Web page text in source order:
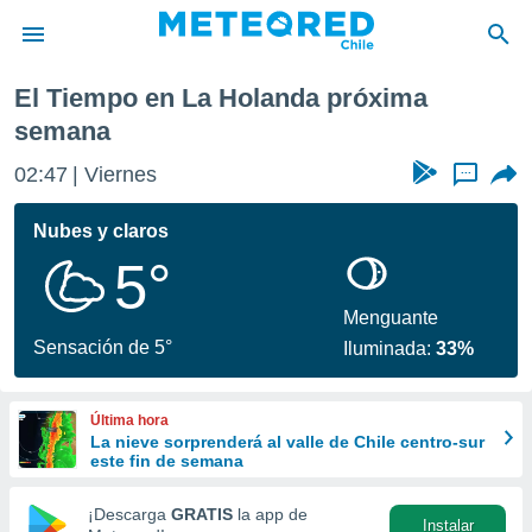
de
para
la
calidad.
a este
forma
digital
El Tiempo en La Holanda próxima
semana
02:47 Viernes ...
Nubes y claros
5°
Sensación de 5°
Menguante
Iluminada:33%
Última hora
La nieve sorprenderá al valle de Chile centro-sur
este fin de semana
¡Descarga GRATIS la app de
Instalar